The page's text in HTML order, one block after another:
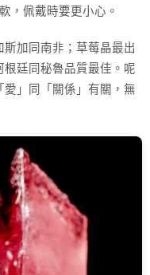
，佩戴時要更小心。
加同南非；草莓晶最出
廷同秘魯品質最佳。呢
」同「關係」有關，無